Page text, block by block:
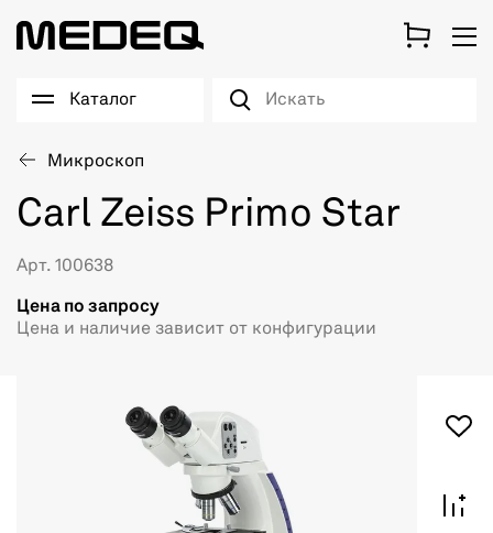
Каталог
Микроскоп
Carl Zeiss Primo Star
Арт. 100638
Цена по запросу
Цена и наличие зависит от конфигурации